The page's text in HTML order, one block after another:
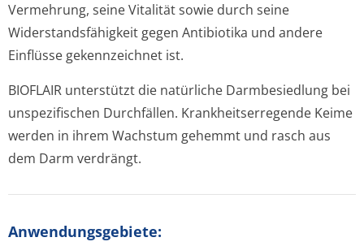
Vermehrung, seine Vitalität sowie durch seine
Widerstandsfähig­keit gegen Antibiotika und andere
Einflüsse gekennzeichnet ist.
BIOFLAIR unterstützt die natürliche Darmbesiedlung bei
unspezifischen Durchfällen. Krankheitserregende Keime
werden in ihrem Wachstum gehemmt und rasch aus
dem Darm verdrängt.
Anwendungsgebi­ete: